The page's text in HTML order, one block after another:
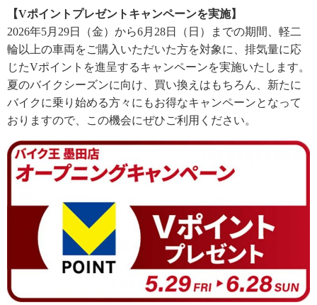
【Vポイントプレゼントキャンペーンを実施】
2026年5月29日（金）から6月28日（日）までの期間、軽二
輪以上の車両をご購入いただいた方を対象に、排気量に応
じたVポイントを進呈するキャンペーンを実施いたします。
夏のバイクシーズンに向け、買い換えはもちろん、新たに
バイクに乗り始める方々にもお得なキャンペーンとなって
おりますので、この機会にぜひご利用ください。